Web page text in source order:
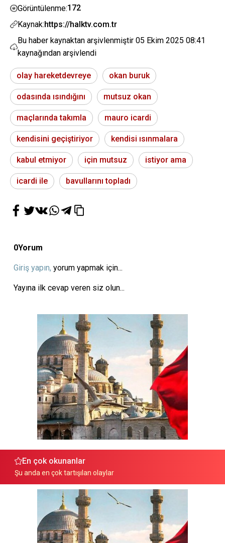
Görüntülenme:172
Kaynak:https://halktv.com.tr
Bu haber kaynaktan arşivlenmiştir 05 Ekim 2025 08:41
kaynağından arşivlendi
olay hareketdevreye okan buruk
odasında ısındığını mutsuz okan
maçlarında takımla mauro icardi
kendisini geçiştiriyor kendisi ısınmalara
kabul etmiyor için mutsuz istiyor ama
icardi ile bavullarını topladı
0Yorum
Giriş yapın, yorum yapmak için...
Yayına ilk cevap veren siz olun...
En çok okunanlar
Şu anda en çok tartışılan olaylar